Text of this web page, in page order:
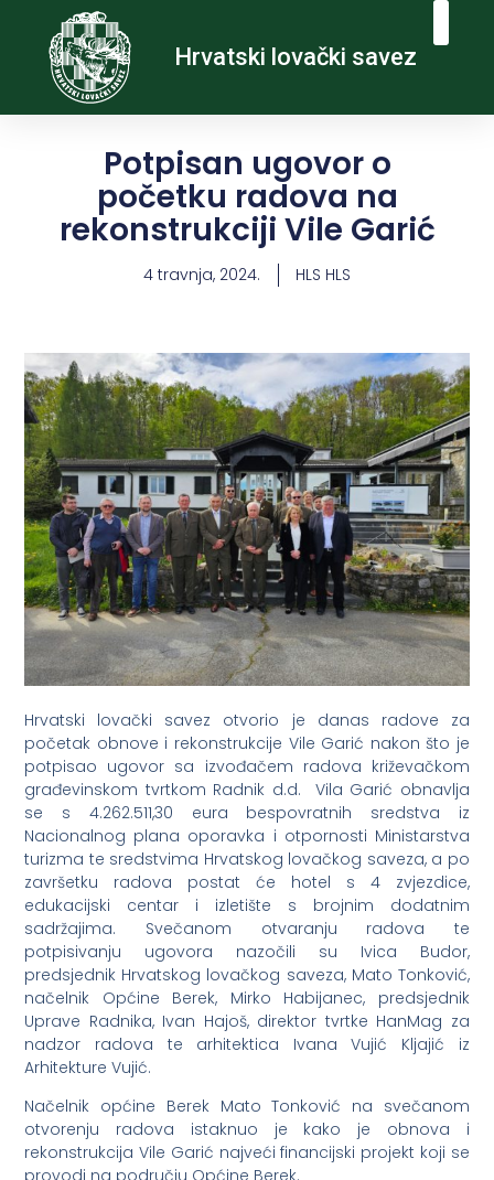
Hrvatski lovački savez
Potpisan ugovor o
početku radova na
rekonstrukciji Vile Garić
4 travnja, 2024. HLS HLS
Hrvatski lovački savez otvorio je danas radove za
početak obnove i rekonstrukcije Vile Garić nakon što je
potpisao ugovor sa izvođačem radova križevačkom
građevinskom tvrtkom Radnik d.d. Vila Garić obnavlja
se s 4.262.511,30 eura bespovratnih sredstva iz
Nacionalnog plana oporavka i otpornosti Ministarstva
turizma te sredstvima Hrvatskog lovačkog saveza, a po
završetku radova postat će hotel s 4 zvjezdice,
edukacijski centar i izletište s brojnim dodatnim
sadržajima. Svečanom otvaranju radova te
potpisivanju ugovora nazočili su Ivica Budor,
predsjednik Hrvatskog lovačkog saveza, Mato Tonković,
načelnik Općine Berek, Mirko Habijanec, predsjednik
Uprave Radnika, Ivan Hajoš, direktor tvrtke HanMag za
nadzor radova te arhitektica Ivana Vujić Kljajić iz
Arhitekture Vujić.
Načelnik općine Berek Mato Tonković na svečanom
otvorenju radova istaknuo je kako je obnova i
rekonstrukcija Vile Garić najveći financijski projekt koji se